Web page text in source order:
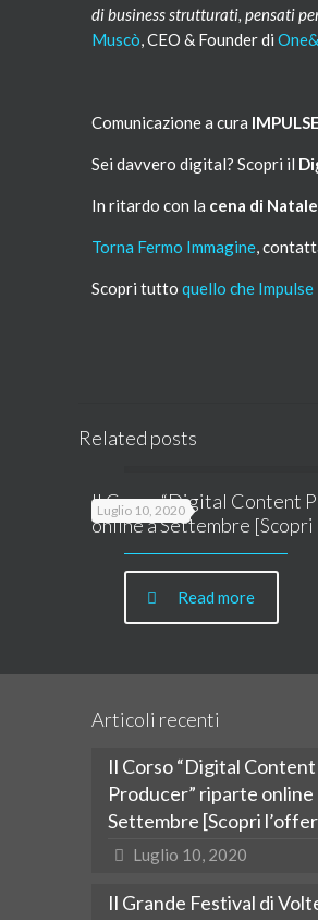
di business strutturati, pensati
Muscò, CEO & Founder di
Comunicazione a cura
Sei davvero digital? Scopri il
In ritardo con la cena di
Torna Fermo Immagine,
Scopri tutto quello che
Related posts
Luglio 10, 2020
Il Corso “Digital Content
online a Settembre [Scopri
Read more
Articoli recenti
Il Corso “Digital Content
Producer” riparte online
Settembre [Scopri
Luglio 10, 2020
Il Grande Festival di